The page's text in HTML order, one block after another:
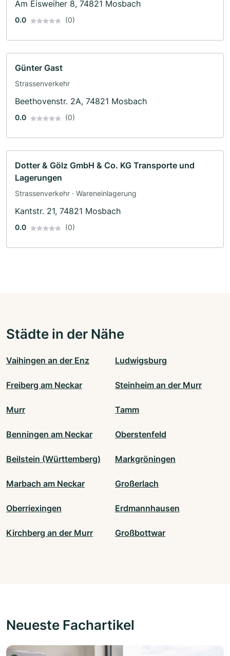
Am Eisweiher 8, 74821 Mosbach
0.0 (0)
Günter Gast
Strassenverkehr
Beethovenstr. 2A, 74821 Mosbach
0.0 (0)
Dotter & Gölz GmbH & Co. KG Transporte und
Lagerungen
Strassenverkehr · Wareneinlagerung
Kantstr. 21, 74821 Mosbach
0.0 (0)
Städte in der Nähe
Vaihingen an der Enz Ludwigsburg
Freiberg am Neckar Steinheim an der Murr
Murr Tamm
Benningen am Neckar Oberstenfeld
Beilstein (Württemberg) Markgröningen
Marbach am Neckar Großerlach
Oberriexingen Erdmannhausen
Kirchberg an der Murr Großbottwar
Neueste Fachartikel